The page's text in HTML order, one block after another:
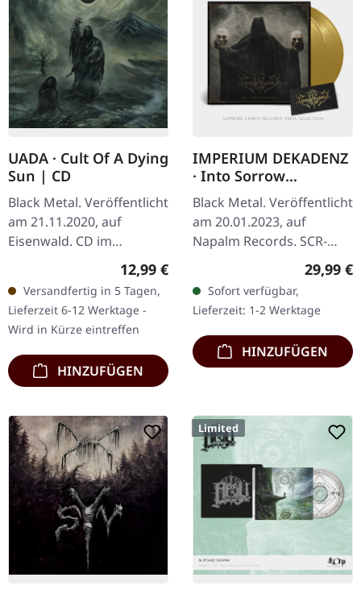
UADA · Cult Of A Dying
Sun | CD
Black Metal. Veröffentlicht
am 21.11.2020, auf
Eisenwald. CD im
Jewelcase. Das zweite
Album von Uada, "Cult Of
A Dying Sun", ist eine
ausufernde…
Regulärer Preis:
12,99 €
Versandfertig in 5 Tagen,
Lieferzeit 6-12 Werktage -
Wird in Kürze eintreffen
HINZUFÜGEN
IMPERIUM DEKADENZ
· Into Sorrow
Evermore |
EXCUSIVE.GOLD+PATC
H 2LP
Black Metal. Veröffentlicht
am 20.01.2023, auf
Napalm Records. SCR-
exklusives goldenes
Doppel-Vinyl im Gatefold-
Cover, 300 insgesamt
hergestellt, 100…
29,99 €
Sofort verfügbar,
Lieferzeit: 1-2 Werktage
HINZUFÜGEN
Limited